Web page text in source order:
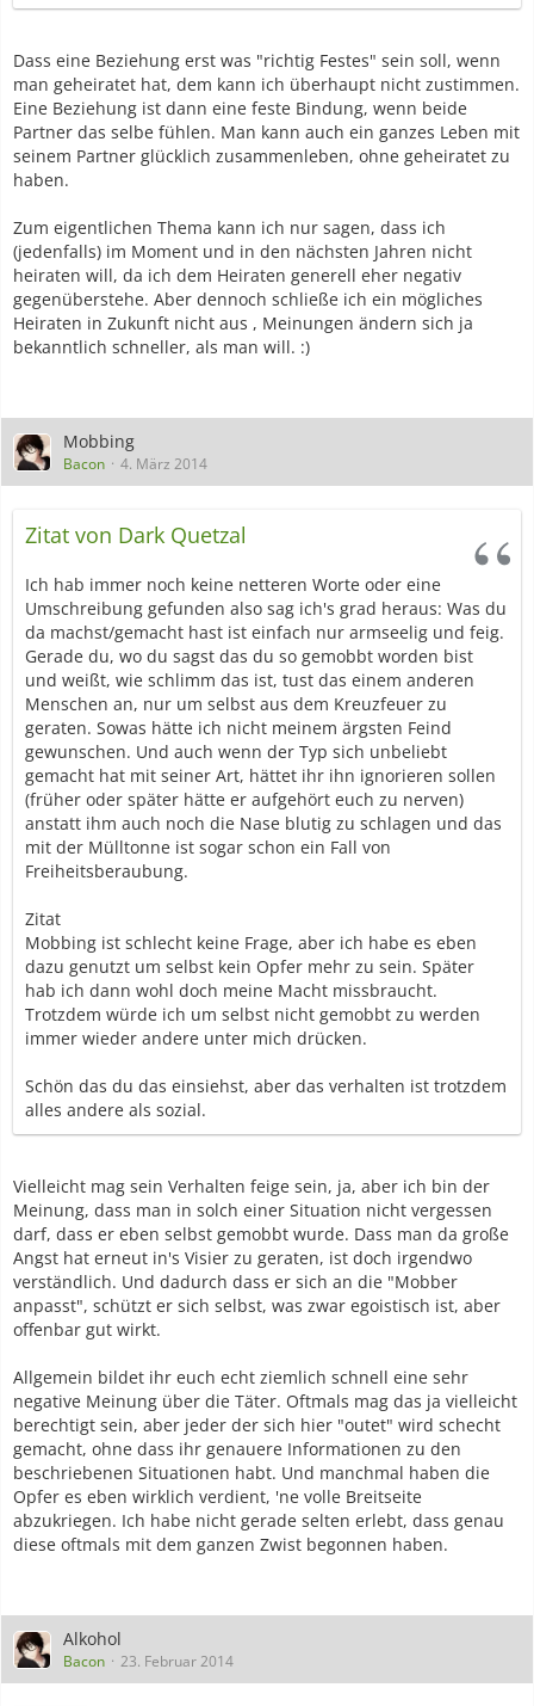
Dass eine Beziehung erst was "richtig Festes" sein soll, wenn
man geheiratet hat, dem kann ich überhaupt nicht zustimmen.
Eine Beziehung ist dann eine feste Bindung, wenn beide
Partner das selbe fühlen. Man kann auch ein ganzes Leben mit
seinem Partner glücklich zusammenleben, ohne geheiratet zu
haben.
Zum eigentlichen Thema kann ich nur sagen, dass ich
(jedenfalls) im Moment und in den nächsten Jahren nicht
heiraten will, da ich dem Heiraten generell eher negativ
gegenüberstehe. Aber dennoch schließe ich ein mögliches
Heiraten in Zukunft nicht aus , Meinungen ändern sich ja
bekanntlich schneller, als man will. :)
Mobbing
Bacon 4. März 2014
Zitat von Dark Quetzal
Ich hab immer noch keine netteren Worte oder eine
Umschreibung gefunden also sag ich's grad heraus: Was du
da machst/gemacht hast ist einfach nur armseelig und feig.
Gerade du, wo du sagst das du so gemobbt worden bist
und weißt, wie schlimm das ist, tust das einem anderen
Menschen an, nur um selbst aus dem Kreuzfeuer zu
geraten. Sowas hätte ich nicht meinem ärgsten Feind
gewunschen. Und auch wenn der Typ sich unbeliebt
gemacht hat mit seiner Art, hättet ihr ihn ignorieren sollen
(früher oder später hätte er aufgehört euch zu nerven)
anstatt ihm auch noch die Nase blutig zu schlagen und das
mit der Mülltonne ist sogar schon ein Fall von
Freiheitsberaubung.
Zitat
Mobbing ist schlecht keine Frage, aber ich habe es eben
dazu genutzt um selbst kein Opfer mehr zu sein. Später
hab ich dann wohl doch meine Macht missbraucht.
Trotzdem würde ich um selbst nicht gemobbt zu werden
immer wieder andere unter mich drücken.
Schön das du das einsiehst, aber das verhalten ist trotzdem
alles andere als sozial.
Vielleicht mag sein Verhalten feige sein, ja, aber ich bin der
Meinung, dass man in solch einer Situation nicht vergessen
darf, dass er eben selbst gemobbt wurde. Dass man da große
Angst hat erneut in's Visier zu geraten, ist doch irgendwo
verständlich. Und dadurch dass er sich an die "Mobber
anpasst", schützt er sich selbst, was zwar egoistisch ist, aber
offenbar gut wirkt.
Allgemein bildet ihr euch echt ziemlich schnell eine sehr
negative Meinung über die Täter. Oftmals mag das ja vielleicht
berechtigt sein, aber jeder der sich hier "outet" wird schecht
gemacht, ohne dass ihr genauere Informationen zu den
beschriebenen Situationen habt. Und manchmal haben die
Opfer es eben wirklich verdient, 'ne volle Breitseite
abzukriegen. Ich habe nicht gerade selten erlebt, dass genau
diese oftmals mit dem ganzen Zwist begonnen haben.
Alkohol
Bacon 23. Februar 2014